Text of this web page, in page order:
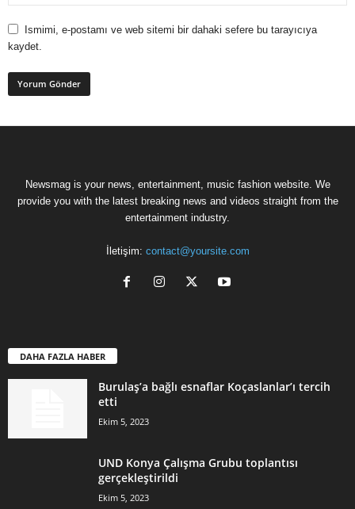
Ismimi, e-postamı ve web sitemi bir dahaki sefere bu tarayıcıya
kaydet.
Newsmag is your news, entertainment, music fashion website. We
provide you with the latest breaking news and videos straight from the
entertainment industry.
İletişim: contact@yoursite.com
DAHA FAZLA HABER
Burulaş’a bağlı esnaflar Koçaslanlar’ı tercih
etti
Ekim 5, 2023
UND Konya Çalışma Grubu toplantısı
gerçekleştirildi
Ekim 5, 2023